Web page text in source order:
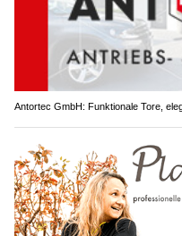
Antortec GmbH: Funktionale Tore,